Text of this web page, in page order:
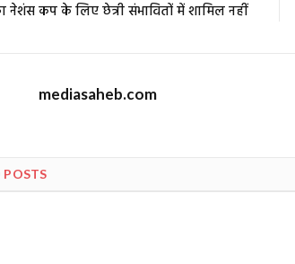
नेशंस कप के लिए छेत्री संभावितों में शामिल नहीं
mediasaheb.com
POSTS